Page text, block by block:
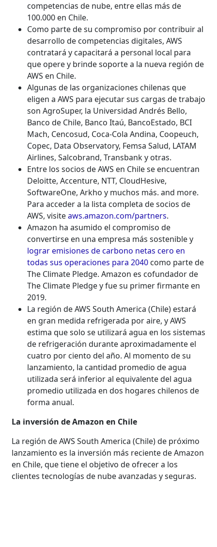
competencias de nube, entre ellas más de
100.000 en Chile.
Como parte de su compromiso por contribuir al
desarrollo de competencias digitales, AWS
contratará y capacitará a personal local para
que opere y brinde soporte a la nueva región de
AWS en Chile.
Algunas de las organizaciones chilenas que
eligen a AWS para ejecutar sus cargas de trabajo
son AgroSuper, la Universidad Andrés Bello,
Banco de Chile, Banco Itaú, BancoEstado, BCI
Mach, Cencosud, Coca-Cola Andina, Coopeuch,
Copec, Data Observatory, Femsa Salud, LATAM
Airlines, Salcobrand, Transbank y otras.
Entre los socios de AWS en Chile se encuentran
Deloitte, Accenture, NTT, CloudHesive,
SoftwareOne, Arkho y muchos más. and more.
Para acceder a la lista completa de socios de
AWS, visiteaws.amazon.com/partners.
Amazon ha asumido el compromiso de
convertirse en una empresa más sostenible y
lograr emisiones de carbono netas cero en
todas sus operaciones para 2040 como parte de
The Climate Pledge. Amazon es cofundador de
The Climate Pledge y fue su primer firmante en
2019.
La región de AWS South America (Chile) estará
en gran medida refrigerada por aire, y AWS
estima que solo se utilizará agua en los sistemas
de refrigeración durante aproximadamente el
cuatro por ciento del año. Al momento de su
lanzamiento, la cantidad promedio de agua
utilizada será inferior al equivalente del agua
promedio utilizada en dos hogares chilenos de
forma anual.
La inversión de Amazon en Chile
La región de AWS South America (Chile) de próximo
lanzamiento es la inversión más reciente de Amazon
en Chile, que tiene el objetivo de ofrecer a los
clientes tecnologías de nube avanzadas y seguras.